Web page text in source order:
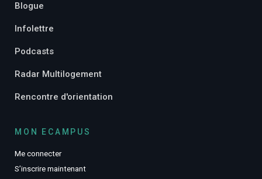
Blogue
Infolettre
Podcasts
Radar Multilogement
Rencontre d'orientation
MON ECAMPUS
Me connecter
S’inscrire maintenant